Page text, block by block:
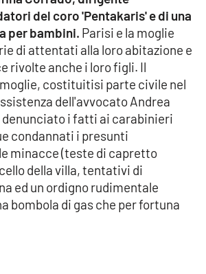
del coro 'Pentakaris' e di una
per bambini. Parisi e la moglie
di attentati alla loro abitazione e
rivolte anche i loro figli. Il
costituitisi parte civile nel
dell'avvocato Andrea
denunciato i fatti ai carabinieri
condannati i presunti
minacce (teste di capretto
della villa, tentativi di
ed un ordigno rudimentale
bombola di gas che per fortuna